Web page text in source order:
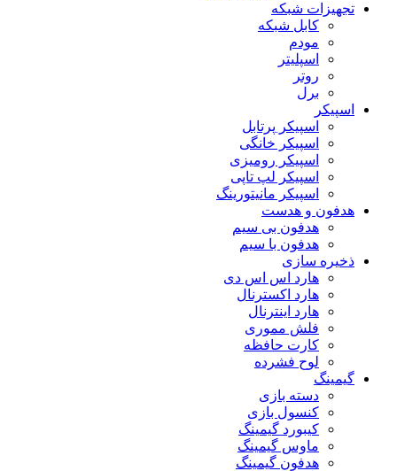
تجهیزات شبکه
کابل شبکه
مودم
اسپلیتر
روتر
برل
اسپیکر
اسپیکر پرتابل
اسپیکر خانگی
اسپیکر رومیزی
اسپیکر لپ تاپی
اسپیکر مانیتورینگ
هدفون و هدست
هدفون بی سیم
هدفون با سیم
ذخیره سازی
هارد اس اس دی
هارد اکسترنال
هارد اینترنال
فلش مموری
کارت حافظه
لوح فشرده
گیمینگ
دسته بازی
کنسول بازی
کیبورد گیمینگ
ماوس گیمینگ
هدفون گیمینگ